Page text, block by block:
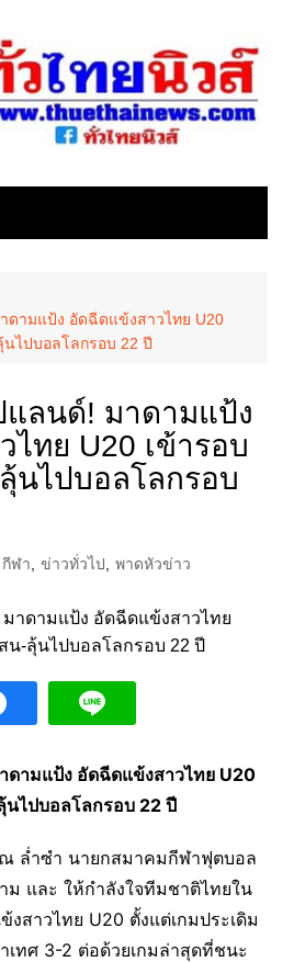
ดามแป้ง อัดฉีดแข้งสาวไทย U20
ไปบอลโลกรอบ 22 ปี
แลนด์! มาดามแป้ง
ทย U20 เข้ารอบ
นไปบอลโลกรอบ
กีฬา ข่าวทั่วไป พาดหัวข่าว
ดามแป้ง อัดฉีดแข้งสาวไทย U20
ไปบอลโลกรอบ 22 ปี
ล่ำซำ นายกสมาคมกีฬาฟุตบอล
ม และ ให้กำลังใจทีมชาติไทยใน
สาวไทย U20 ตั้งแต่เกมประเดิม
ทศ 3-2 ต่อด้วยเกมล่าสุดที่ชนะ